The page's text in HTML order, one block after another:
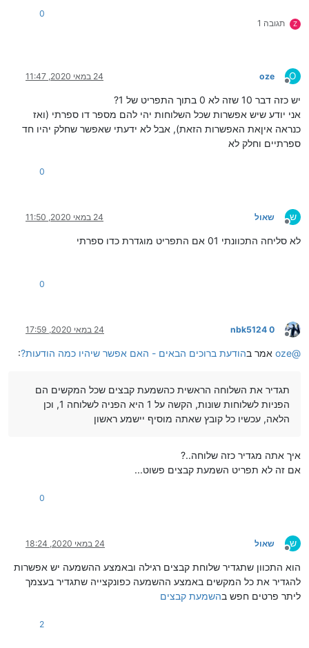
Z תגובה 1
0
O
מנותק
oze 24 במאי 2020, 11:47
יש כזה דבר 10 שזה לא 0 בתוך התפריט של 1?
אני יודע שיש אפשרות שכל השלוחות יהי להם מספר דו ספרתי (ואז
כנראה איןאת האפשרות הזאת), אבל לא ידעתי שאפשר שחלק יהיו חד
ספרתיים וחלק לא
0
ש
מנותק
שאול 24 במאי 2020, 11:50
לא סליחה התכוונתי 01 אם התפריט מוגדרת כדו ספרתי
0
מנותק
nbk5124 0 24 במאי 2020, 17:59
@
oze אמר בהודעת ברוכים הבאים - האם אפשר שיהיו כמה הודעות?:
תגדיר את השלוחה הראשית כהשמעת קבצים שכל המקשים הם
הפניות לשלוחות שונות, הקשה על 1 היא הפניה לשלוחה 1, וכן
הלאה, עכשיו כל קובץ שאתה מוסיף יישמע ראשון
איך אתה מגדיר כזה שלוחה..?
אם זה לא תפריט השמעת קבצים פשוט...
0
ש
מנותק
שאול 24 במאי 2020, 18:24
הוא התכוון שתגדיר שלוחת קבצים רגילה ובאמצע ההשמעה יש אפשרות
להגדיר את כל המקשים באמצע ההשמעה כפונקצייה שתגדיר בעצמך
ליתר פרטים חפש בהשמעת קבצים
2